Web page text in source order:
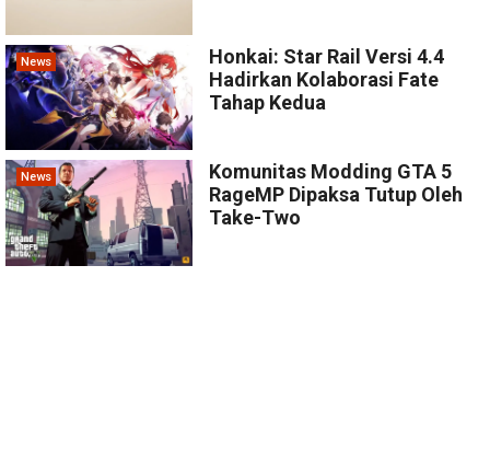
News
Honkai: Star Rail Versi 4.4
Hadirkan Kolaborasi Fate
Tahap Kedua
News
Komunitas Modding GTA 5
RageMP Dipaksa Tutup Oleh
Take-Two